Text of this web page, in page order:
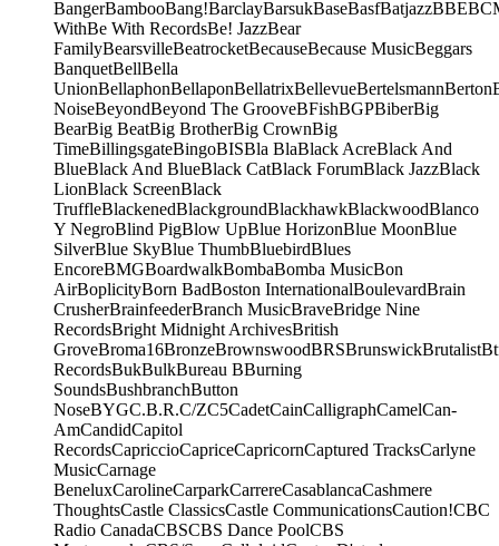
BangerBambooBang!BarclayBarsukBaseBasfBatjazzBBE
WithBe With RecordsBe! JazzBear
FamilyBearsvilleBeatrocketBecauseBecause MusicBeggars
BanquetBellBella
UnionBellaphonBellaponBellatrixBellevueBertelsmannBerton
NoiseBeyondBeyond The GrooveBFishBGPBiberBig
BearBig BeatBig BrotherBig CrownBig
TimeBillingsgateBingoBISBla BlaBlack AcreBlack And
BlueBlack And BlueBlack CatBlack ForumBlack JazzBlack
LionBlack ScreenBlack
TruffleBlackenedBlackgroundBlackhawkBlackwoodBlanco
Y NegroBlind PigBlow UpBlue HorizonBlue MoonBlue
SilverBlue SkyBlue ThumbBluebirdBlues
EncoreBMGBoardwalkBombaBomba MusicBon
AirBoplicityBorn BadBoston InternationalBoulevardBrain
CrusherBrainfeederBranch MusicBraveBridge Nine
RecordsBright Midnight ArchivesBritish
GroveBroma16BronzeBrownswoodBRSBrunswickBrutalist
RecordsBukBulkBureau BBurning
SoundsBushbranchButton
NoseBYGC.B.R.C/ZC5CadetCainCalligraphCamelCan-
AmCandidCapitol
RecordsCapriccioCapriceCapricornCaptured TracksCarlyne
MusicCarnage
BeneluxCarolineCarparkCarrereCasablancaCashmere
ThoughtsCastle ClassicsCastle CommunicationsCaution!CBC
Radio CanadaCBSCBS Dance PoolCBS